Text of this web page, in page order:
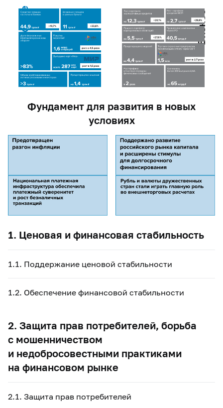
Граждане Бизнес
Фундамент для развития в новых
условиях
1. Ценовая и финансовая стабильность
1.1. Поддержание ценовой стабильности
1.2. Обеспечение финансовой стабильности
2. Защита прав потребителей, борьба
с мошенничеством
и недобросовестными практиками
на финансовом рынке
2.1. Защита прав потребителей